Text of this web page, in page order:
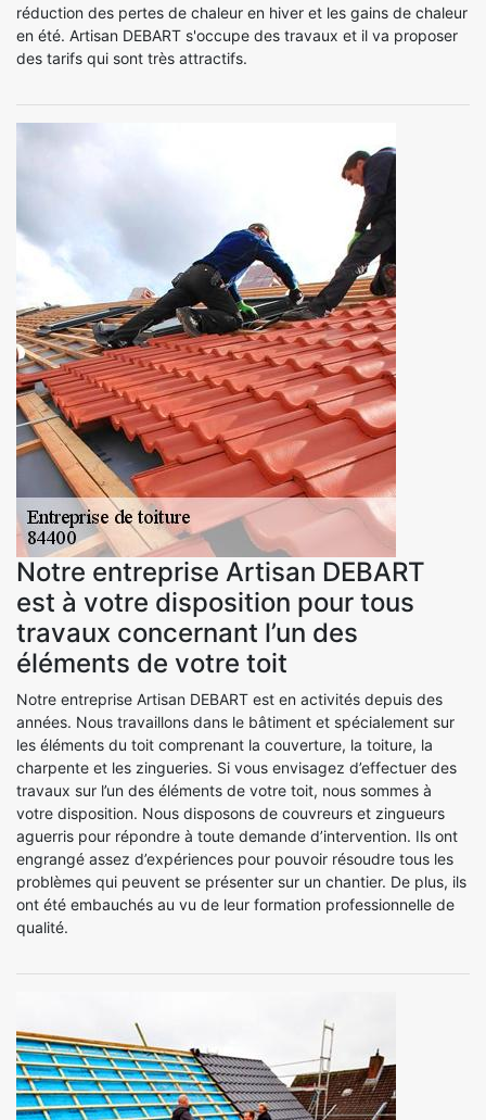
réduction des pertes de chaleur en hiver et les gains de chaleur
en été. Artisan DEBART s'occupe des travaux et il va proposer
des tarifs qui sont très attractifs.
Notre entreprise Artisan DEBART
est à votre disposition pour tous
travaux concernant l’un des
éléments de votre toit
Notre entreprise Artisan DEBART est en activités depuis des
années. Nous travaillons dans le bâtiment et spécialement sur
les éléments du toit comprenant la couverture, la toiture, la
charpente et les zingueries. Si vous envisagez d’effectuer des
travaux sur l’un des éléments de votre toit, nous sommes à
votre disposition. Nous disposons de couvreurs et zingueurs
aguerris pour répondre à toute demande d’intervention. Ils ont
engrangé assez d’expériences pour pouvoir résoudre tous les
problèmes qui peuvent se présenter sur un chantier. De plus, ils
ont été embauchés au vu de leur formation professionnelle de
qualité.